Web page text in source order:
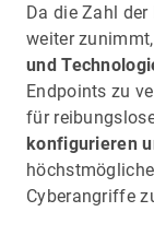
Da die Zahl der
weiter
und
Endpoints zu
für
konfigurieren
Cyberangriffe